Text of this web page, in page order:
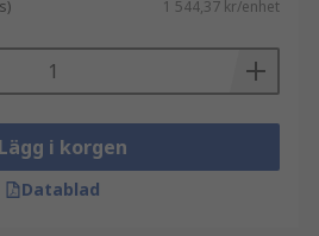
1 544,37 kr/enhet
i korgen
Datablad